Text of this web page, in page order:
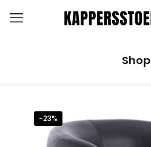
Shop
-23%